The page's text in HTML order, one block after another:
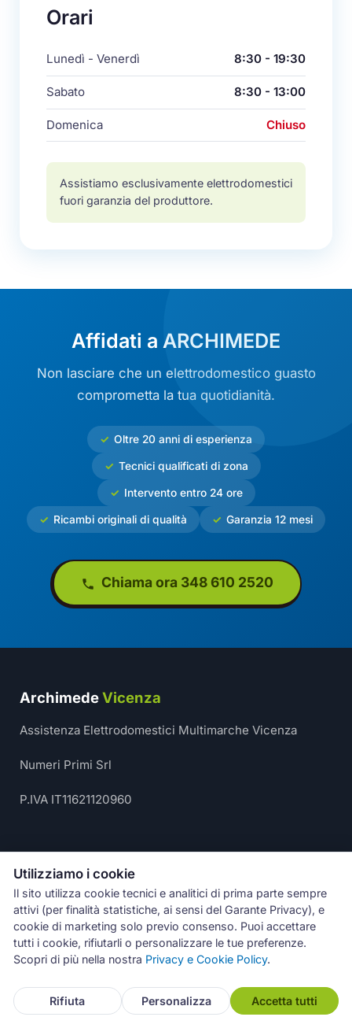
Orari
Lunedì - Venerdì 8:30 - 19:30
Sabato 8:30 - 13:00
Domenica Chiuso
Assistiamo esclusivamente elettrodomestici
fuori garanzia del produttore.
Affidati a ARCHIMEDE
Non lasciare che un elettrodomestico guasto
comprometta la tua quotidianità.
Oltre 20 anni di esperienza
Tecnici qualificati di zona
Intervento entro 24 ore
Ricambi originali di qualità Garanzia 12 mesi
Chiama ora 348 610 2520
ArchimedeVicenza
Assistenza Elettrodomestici Multimarche Vicenza
Numeri Primi Srl
P.IVA IT11621120960
348 610 2520
info@assistenza-vicenza.it
WhatsApp
Utilizziamo i cookie
Il sito utilizza cookie tecnici e analitici di prima parte sempre
attivi (per finalità statistiche, ai sensi del Garante Privacy), e
cookie di marketing solo previo consenso. Puoi accettare
tutti i cookie, rifiutarli o personalizzare le tue preferenze.
Scopri di più nella nostra Privacy e Cookie Policy.
Rifiuta Personalizza Accetta tutti